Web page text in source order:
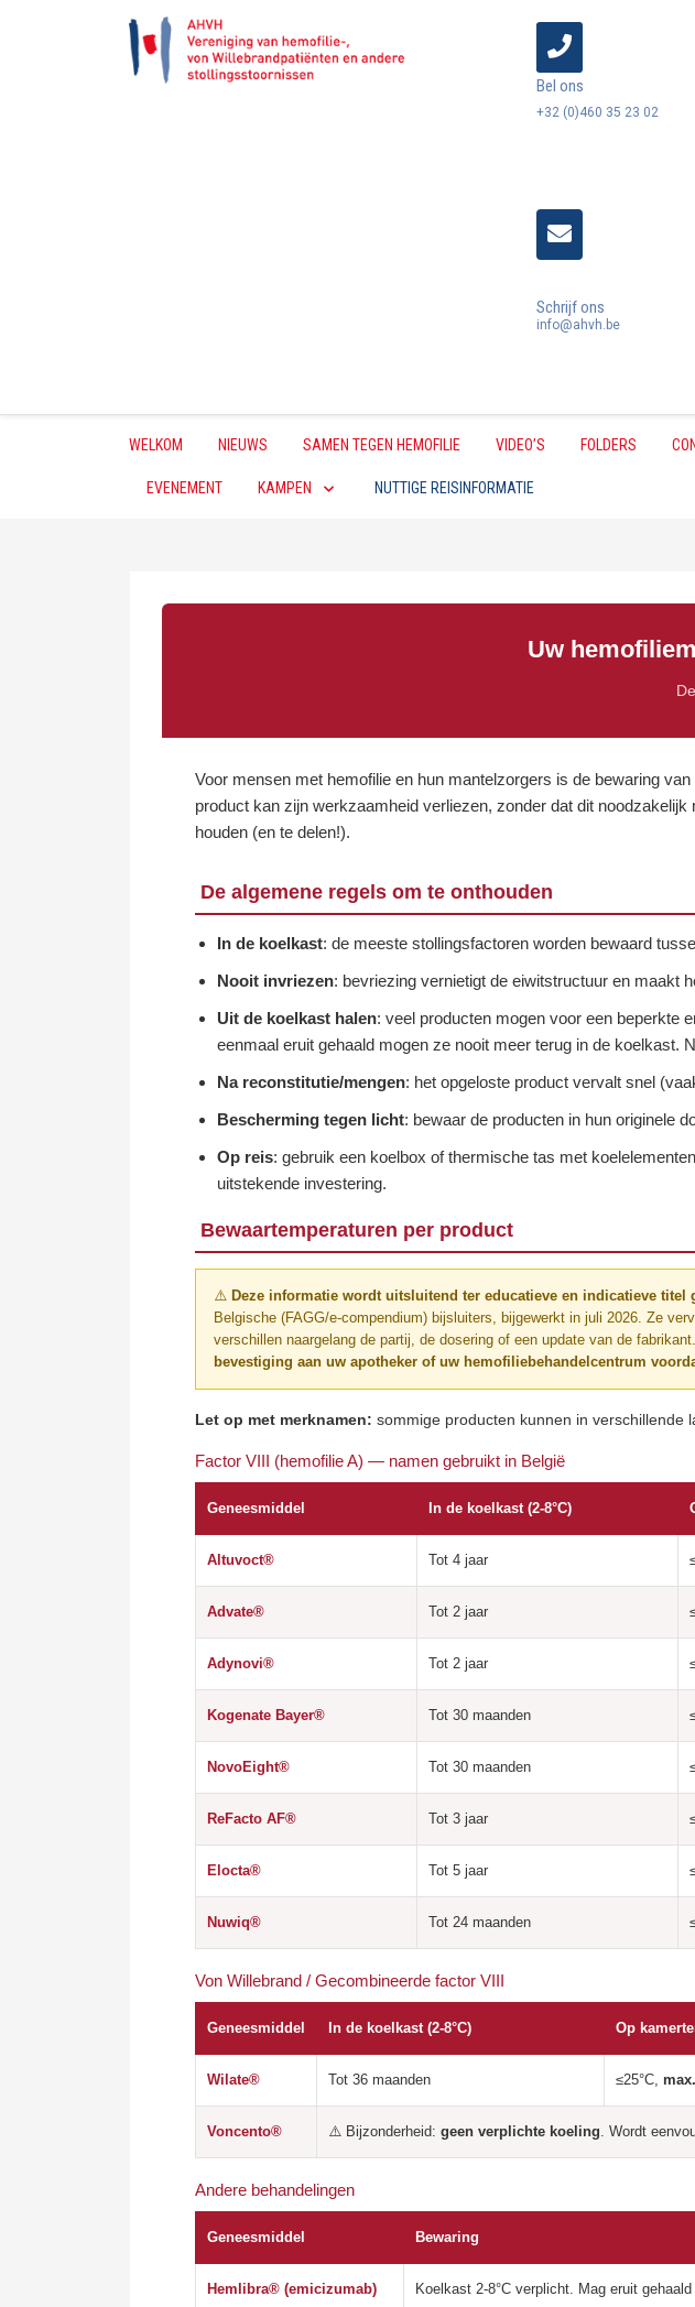
Bel ons
+32 (0)460 35 23 02
Schrijf ons
info@ahvh.be
WELKOM NIEUWS SAMEN TEGEN HEMOFILIE VIDEO’S FOLDERS
EVENEMENT KAMPEN NUTTIGE REISINFORMATIE
Uw
Voor mensen met hemofilie en hun mantelzorgers is de bewaring
product kan zijn werkzaamheid verliezen, zonder dat dit
houden (en te delen!).
De algemene regels om te onthouden
In de koelkast: de meeste stollingsfactoren worden bewaard
Nooit invriezen: bevriezing vernietigt de eiwitstructuur en maakt
Uit de koelkast halen: veel producten mogen voor een beperkte
eenmaal eruit gehaald mogen ze nooit meer terug in de koelkast.
Na reconstitutie/mengen: het opgeloste product vervalt snel
Bescherming tegen licht: bewaar de producten in hun originele
Op reis: gebruik een koelbox of thermische tas met
uitstekende investering.
Bewaartemperaturen per product
⚠️ Deze informatie wordt uitsluitend ter educatieve en indicatieve titel
Belgische (FAGG/e-compendium) bijsluiters, bijgewerkt in juli 2026. Ze
verschillen naargelang de partij, de dosering of een update van de fabrikant.
bevestiging aan uw apotheker of uw hemofiliebehandelcentrum
Let op met merknamen: sommige producten kunnen in verschillende
Factor VIII (hemofilie A) — namen gebruikt in België
Geneesmiddel In de koelkast (2-8°C)
Altuvoct® Tot 4 jaar
Advate® Tot 2 jaar
Adynovi® Tot 2 jaar
Kogenate Bayer® Tot 30 maanden
NovoEight® Tot 30 maanden
ReFacto AF® Tot 3 jaar
Elocta® Tot 5 jaar
Nuwiq® Tot 24 maanden
Von Willebrand / Gecombineerde factor VIII
Geneesmiddel In de koelkast (2-8°C) Op
Wilate® Tot 36 maanden ≤25°C,
Voncento® ⚠️ Bijzonderheid: geen verplichte koeling . Wordt
Andere behandelingen
Geneesmiddel Bewaring
Hemlibra® (emicizumab) Koelkast 2-8°C verplicht. Mag eruit